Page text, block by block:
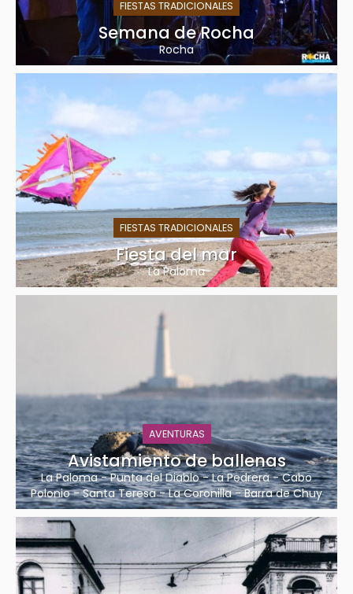
FIESTAS TRADICIONALES
Semana de Rocha
Rocha
FIESTAS TRADICIONALES
Fiesta del mar
La Paloma
AVENTURAS
Avistamiento de ballenas
La Paloma-Punta del Diablo-La Pedrera-Cabo
Polonio-Santa Teresa-La Coronilla-Barra de Chuy